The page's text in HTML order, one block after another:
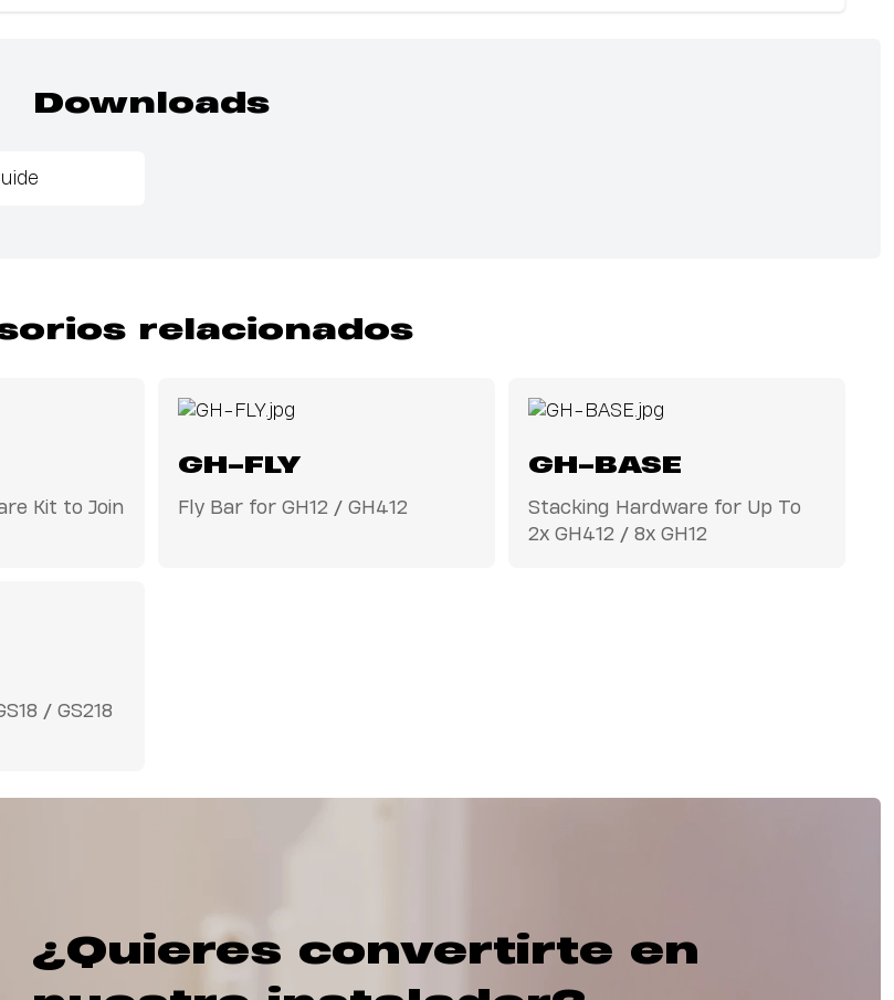
Downloads
relacionados
Kit to Join
GH-FLY
Fly Bar for GH12 / GH412
GH-BASE
Stacking Hardware for Up To
2x GH412 / 8x GH12
/ GS218
¿Quieres convertirte en